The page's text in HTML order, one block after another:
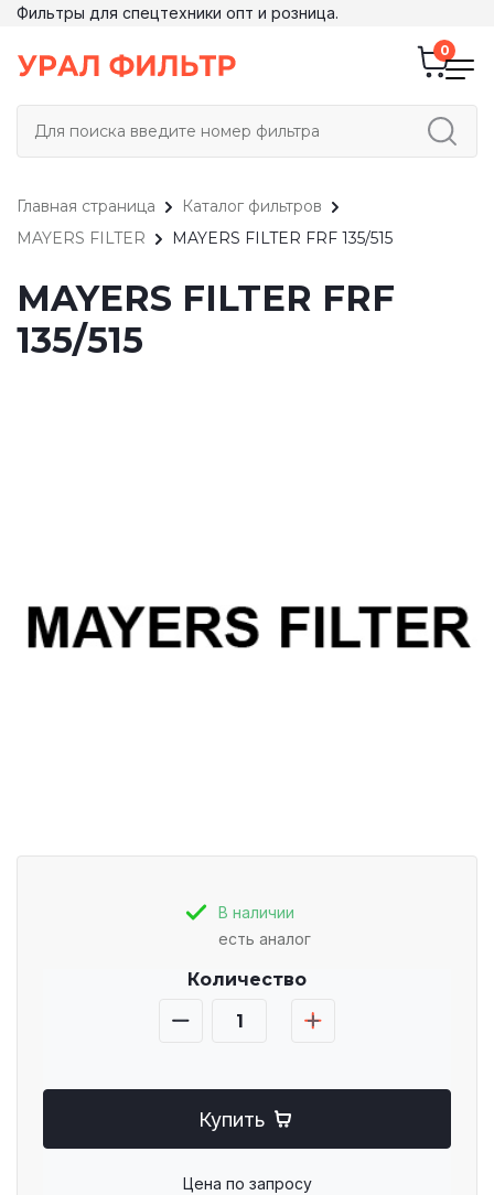
Фильтры для спецтехники опт и розница.
Главная страница
Каталог фильтров
MAYERS FILTER
MAYERS FILTER FRF 135/515
MAYERS FILTER FRF
135/515
В наличии
есть аналог
Количество
Купить
Цена по запросу